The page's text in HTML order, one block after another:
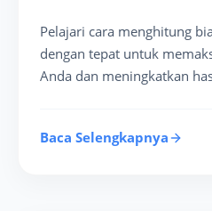
Pelajari cara menghitung
dengan tepat untuk
Anda dan meningkatkan
Baca Selengkapnya